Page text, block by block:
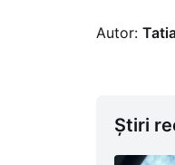
Autor:
Știri